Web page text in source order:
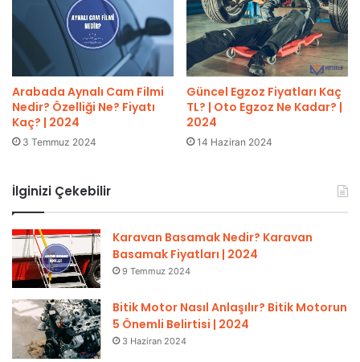
Arabada Aynalı Cam Filmi
Nedir? Özelliği Ne? Fiyatı
Kaç? | 2024
3 Temmuz 2024
Güncel Egzoz Fiyatları Kaç
TL? | Oto Egzoz Ne Kadar? |
2024
14 Haziran 2024
İlginizi Çekebilir
Karavan Basamak Nedir? Karavan
Basamak Fiyatları | 2024
9 Temmuz 2024
Bitik Motor Nasıl Anlaşılır? Bitik Motorun
5 Önemli Belirtisi | 2024
3 Haziran 2024